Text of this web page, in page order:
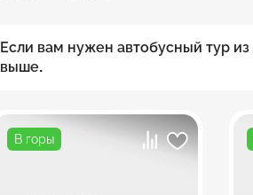
Если вам нужен автобусный тур
выше.
В горы